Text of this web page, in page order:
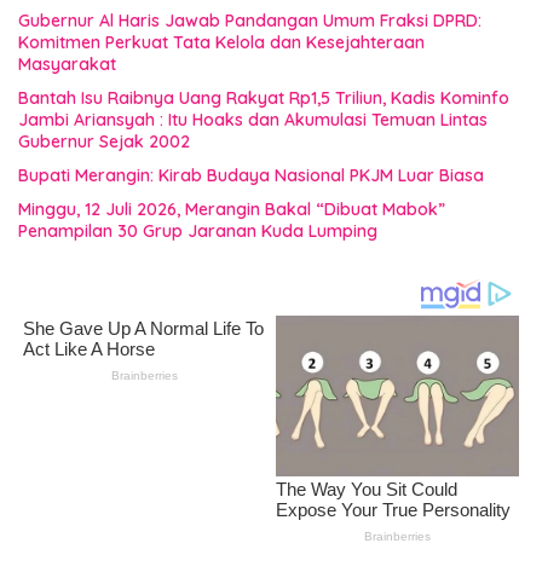
Gubernur Al Haris Jawab Pandangan Umum Fraksi DPRD:
Komitmen Perkuat Tata Kelola dan Kesejahteraan
Masyarakat
Bantah Isu Raibnya Uang Rakyat Rp1,5 Triliun, Kadis Kominfo
Jambi Ariansyah : Itu Hoaks dan Akumulasi Temuan Lintas
Gubernur Sejak 2002
Bupati Merangin: Kirab Budaya Nasional PKJM Luar Biasa
Minggu, 12 Juli 2026, Merangin Bakal “Dibuat Mabok”
Penampilan 30 Grup Jaranan Kuda Lumping